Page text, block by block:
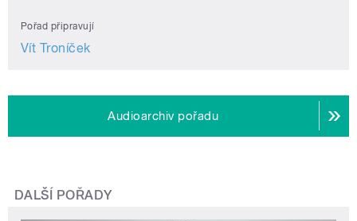
Pořad připravují
Vít Troníček
Audioarchiv pořadu
DALŠÍ POŘADY